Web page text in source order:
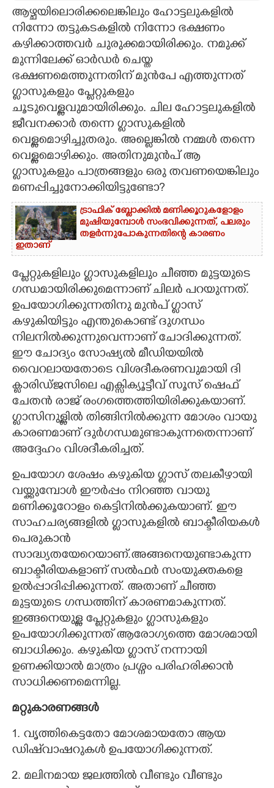
LITERATURE
ZOOM
CONTACT US
ആഴ്ചയിലൊരിക്കലെങ്കിലും ഹോട്ടലുകളിൽ
നിന്നോ തട്ടുകടകളിൽ നിന്നോ ഭക്ഷണം
കഴിക്കാത്തവർ ചുരുക്കമായിരിക്കും. നമുക്ക്
മുന്നിലേക്ക് ഓർഡർ ചെയ്ത
ഭക്ഷണമെത്തുന്നതിന് മുൻപേ എത്തുന്നത്
ഗ്ലാസുകളും പ്ലേറ്റുകളും
ചൂടുവെള്ളവുമായിരിക്കും. ചില ഹോട്ടലുകളിൽ
ജീവനക്കാർ തന്നെ ഗ്ലാസുകളിൽ
വെള്ളമൊഴിച്ചുതരും. അല്ലെങ്കിൽ നമ്മൾ തന്നെ
വെള്ളമൊഴിക്കും. അതിനുമുൻപ് ആ
ഗ്ലാസുകളും പാത്രങ്ങളും ഒരു തവണയെങ്കിലും
മണപ്പിച്ചുനോക്കിയിട്ടുണ്ടോ?
ട്രാഫിക് ബ്ലോക്കിൽ മണിക്കൂറുകളോളം
മുഷിയുമ്പോൾ സംഭവിക്കുന്നത്, പലരും
തളർന്നുപോകുന്നതിന്റെ കാരണം
ഇതാണ്
പ്ലേറ്റുകളിലും ഗ്ലാസുകളിലും ചീഞ്ഞ മുട്ടയുടെ
ഗന്ധമായിരിക്കുമെന്നാണ് ചിലർ പറയുന്നത്.
ഉപയോഗിക്കുന്നതിനു മുൻപ് ഗ്ലാസ്
കഴുകിയിട്ടും എന്തുകൊണ്ട് ദുഗന്ധം
നിലനിൽക്കുന്നുവെന്നാണ് ചോദിക്കുന്നത്.
ഈ ചോദ്യം സോഷ്യൽ മീഡിയയിൽ
വൈറലായതോടെ വിശദീകരണവുമായി ദി
ക്ലാരിഡ്ജസിലെ എക്സിക്യൂട്ടീവ് സൂസ് ഷെഫ്
ചേതൻ രാജ് രംഗത്തെത്തിയിരിക്കുകയാണ്.
ഗ്ലാസിനുള്ളിൽ തിങ്ങിനിൽക്കുന്ന മോശം വായു
കാരണമാണ് ദുർഗന്ധമുണ്ടാകുന്നതെന്നാണ്
അദ്ദേഹം വിശദീകരിച്ചത്.
ഉപയോഗ ശേഷം കഴുകിയ ഗ്ലാസ് തലകീഴായി
വയ്ക്കുമ്പോൾ ഈർപ്പം നിറഞ്ഞ വായു
മണിക്കൂറോളം കെട്ടിനിൽക്കുകയാണ്. ഈ
സാഹചര്യങ്ങളിൽ ഗ്ലാസുകളിൽ ബാക്ടീരിയകൾ
പെരുകാൻ
സാദ്ധ്യതയേറെയാണ്.അങ്ങനെയുണ്ടാകുന്ന
ബാക്ടീരിയകളാണ് സൽഫർ സംയുക്തകളെ
ഉൽപ്പാദിപ്പിക്കുന്നത്. അതാണ് ചീഞ്ഞ
മുട്ടയുടെ ഗന്ധത്തിന് കാരണമാകുന്നത്.
ഇങ്ങനെയുള്ള പ്ലേറ്റുകളും ഗ്ലാസുകളും
ഉപയോഗിക്കുന്നത് ആരോഗ്യത്തെ മോശമായി
ബാധിക്കും. കഴുകിയ ഗ്ലാസ് നന്നായി
ഉണക്കിയാൽ മാത്രം പ്രശ്നം പരിഹരിക്കാൻ
സാധിക്കണമെന്നില്ല.
മറ്റുകാരണങ്ങൾ
1. വൃത്തികെട്ടതോ മോശമായതോ ആയ
ഡിഷ്‌വാഷറുകൾ ഉപയോഗിക്കുന്നത്.
2. മലിനമായ ജലത്തിൽ വീണ്ടും വീണ്ടും